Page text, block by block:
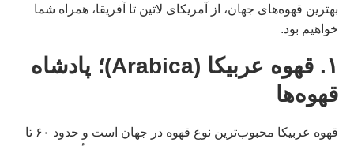
بهترین قهوه‌های جهان، از آمریکای لاتین تا آفریقا، همراه شما
خواهیم بود.
۱. قهوه عربیکا (Arabica)؛ پادشاه
قهوه‌ها
قهوه عربیکا محبوب‌ترین نوع قهوه در جهان است و حدود ۶۰ تا